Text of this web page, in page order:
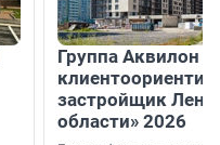
Группа Аквилон
застройщик
области» 2026